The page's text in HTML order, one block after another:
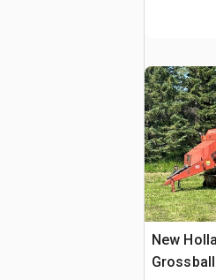
New